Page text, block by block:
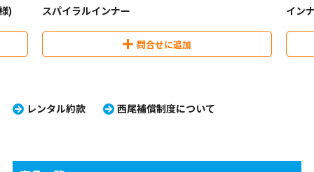
) スパイラルインナー
問合せに追加
イン
レンタル約款 西尾補償制度について